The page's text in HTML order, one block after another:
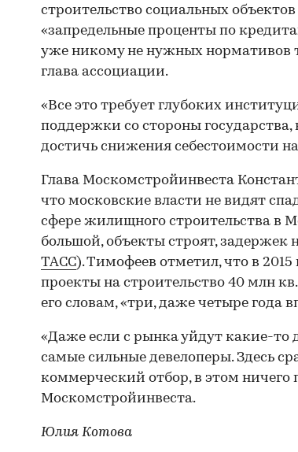
строительство социальных
«запредельные проценты по
уже никому не нужных нормативов
глава ассоциации.
«Все это требует глубоких
поддержки со стороны
достичь снижения себестоимости
Глава Москомстройинвеста
что московские власти не видят
сфере жилищного строительства в
большой, объекты строят, задержек
ТАСС). Тимофеев отметил, что в
проекты на строительство 40 млн
его словам, «три, даже четыре года
«Даже если с рынка уйдут какие-то
самые сильные девелоперы. Здесь
коммерческий отбор, в этом ничего
Москомстройинвеста.
Юлия Котова